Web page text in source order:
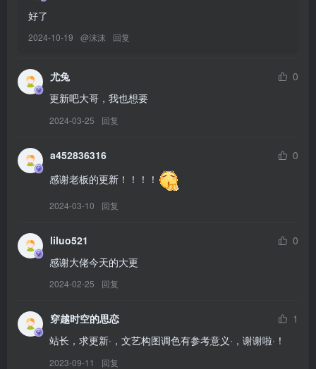
[YITUYU艺图语]2026.02.10 美人刀[9P／130MB]
[YITUYU艺图语]2026.02.10 是平泽唯喔！[31P／271MB]
[YITUYU艺图语]2026.02.10 我们的少女时代 吃一大口鸡蛋[18P／
[YITUYU艺图语]2026.02.10 Shadow YFALA[18P／222MB]
[YITUYU艺图语]2026.02.09 古画绢人[10P／45MB]
[YITUYU艺图语]2026.02.08 秋意浓[12P／73MB]
[YITUYU艺图语]2026.02.08 毛球少女 不是地球鱼[30P／304MB]
[YITUYU艺图语]2026.02.07 黑蝶 野生模特园子[17P／76MB]
[YITUYU艺图语]2026.02.07 粉色楼梯[13P／56MB]
[YITUYU艺图语]2026.02.07 白马比基尼[11P／85MB]
[YITUYU艺图语]2026.02.07 浴缸，棉花泡泡，和小黄鸭 不是地球鱼
[YITUYU艺图语]2026.02.07 梅香已至[19P／171MB]
[YITUYU艺图语]2026.02.07 古画黛玉-内景 花时时[10P／53MB]
[YITUYU艺图语]2026.02.06 梦蝶 蔸小黄鸡[9P／110MB]
好了
2024-10-19 @沫沫 回复
尤兔
0
更新吧大哥，我也想要
2024-03-25 回复
a452836316
0
感谢老板的更新！！！！
2024-03-10 回复
liluo521
0
感谢大佬今天的大更
2024-02-25 回复
穿越时空的思恋
1
站长，求更新·，文艺构图调色有参考意义·，谢谢啦·！
2023-09-11 回复